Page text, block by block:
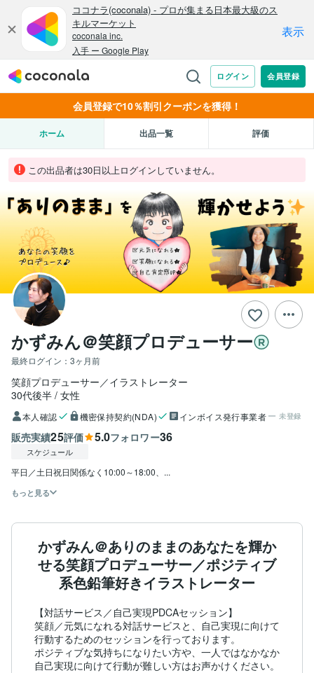
会員登録で10％割引クーポンを獲得！
ホーム 出品一覧 評価
この出品者は30日以上ログインしていません。
かずみん＠笑顔プロデューサー
最終ログイン： 3ヶ月前
笑顔プロデューサー／イラストレーター
30代後半 女性
本人確認 機密保持契約(NDA) インボイス発行事業者 未登録
販売実績25評価 5.0フォロワー36
スケジュール
平日／土日祝日関係なく10:00～18:00、...
もっと見る
かずみん＠ありのままのあなたを輝か
せる笑顔プロデューサー／ポジティブ
系色鉛筆好きイラストレーター
【対話サービス／自己実現PDCAセッション】
笑顔／元気になれる対話サービスと、自己実現に向けて
行動するためのセッションを行っております。
ポジティブな気持ちになりたい方や、一人ではなかなか
自己実現に向けて行動が難しい方はお声かけください。